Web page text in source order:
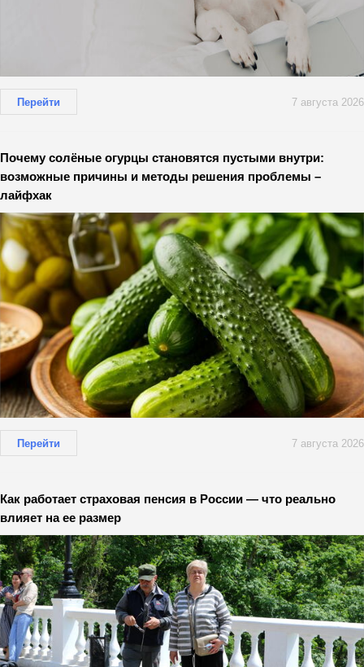
Перейти 7 августа 2026
Почему солёные огурцы становятся пустыми внутри:
возможные причины и методы решения проблемы –
лайфхак
Перейти 7 августа 2026
Как работает страховая пенсия в России — что реально
влияет на ее размер